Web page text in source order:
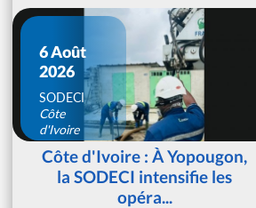
6 Août
2026
SODECI
Côte
d'Ivoire
Côte d'Ivoire : À Yopougon,
la SODECI intensifie les
opéra...